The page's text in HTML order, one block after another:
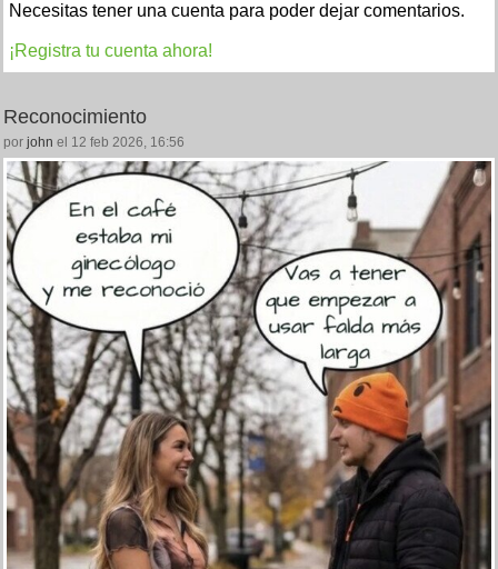
Necesitas tener una cuenta para poder dejar comentarios.
¡Registra tu cuenta ahora!
Reconocimiento
por john el 12 feb 2026, 16:56